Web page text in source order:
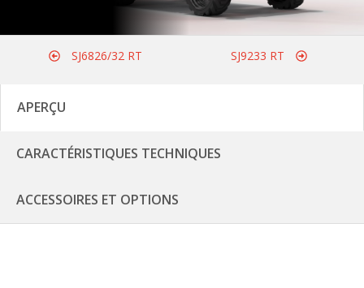
SJ6826/32 RT
APERÇU
CARACTÉRISTIQUES TECHNIQUES
ACCESSOIRES ET OPTIONS
SJ9233 RT